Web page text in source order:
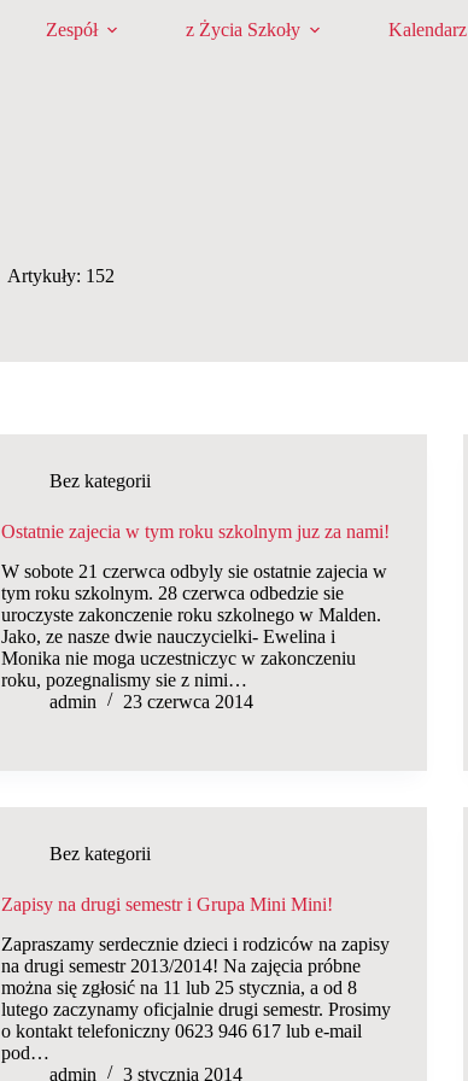
Zespół z Życia Szkoły Kalendarz
Artykuły: 152
Bez kategorii
Ostatnie zajecia w tym roku szkolnym juz za nami!
W sobote 21 czerwca odbyly sie ostatnie zajecia w
tym roku szkolnym. 28 czerwca odbedzie sie
uroczyste zakonczenie roku szkolnego w Malden.
Jako, ze nasze dwie nauczycielki- Ewelina i
Monika nie moga uczestniczyc w zakonczeniu
roku, pozegnalismy sie z nimi…
admin
23 czerwca 2014
Bez kategorii
Zapisy na drugi semestr i Grupa Mini Mini!
Zapraszamy serdecznie dzieci i rodziców na zapisy
na drugi semestr 2013/2014! Na zajęcia próbne
można się zgłosić na 11 lub 25 stycznia, a od 8
lutego zaczynamy oficjalnie drugi semestr. Prosimy
o kontakt telefoniczny 0623 946 617 lub e-mail
pod…
admin
3 stycznia 2014